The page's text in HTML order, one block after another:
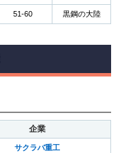
51-60 黒鋼の大陸
企業
サクラバ重工